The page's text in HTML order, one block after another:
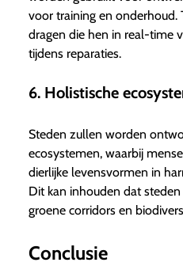
voor training en onderhoud.
dragen die hen in real-time
tijdens reparaties.
6. Holistische
Steden zullen worden
ecosystemen, waarbij
dierlijke levensvormen in
Dit kan inhouden dat
groene corridors en
Conclusie